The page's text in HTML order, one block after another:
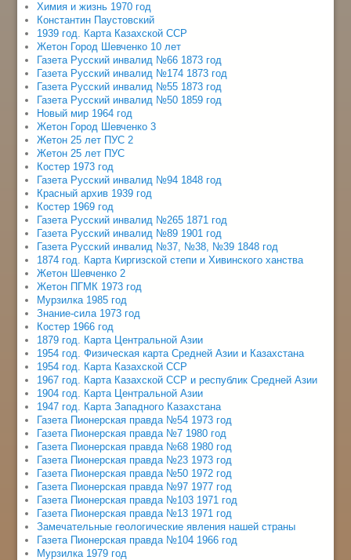
Химия и жизнь 1970 год
Константин Паустовский
1939 год. Карта Казахской ССР
Жетон Город Шевченко 10 лет
Газета Русский инвалид №66 1873 год
Газета Русский инвалид №174 1873 год
Газета Русский инвалид №55 1873 год
Газета Русский инвалид №50 1859 год
Новый мир 1964 год
Жетон Город Шевченко 3
Жетон 25 лет ПУС 2
Жетон 25 лет ПУС
Костер 1973 год
Газета Русский инвалид №94 1848 год
Красный архив 1939 год
Костер 1969 год
Газета Русский инвалид №265 1871 год
Газета Русский инвалид №89 1901 год
Газета Русский инвалид №37, №38, №39 1848 год
1874 год. Карта Киргизской степи и Хивинского ханства
Жетон Шевченко 2
Жетон ПГМК 1973 год
Мурзилка 1985 год
Знание-сила 1973 год
Костер 1966 год
1879 год. Карта Центральной Азии
1954 год. Физическая карта Средней Азии и Казахстана
1954 год. Карта Казахской ССР
1967 год. Карта Казахской ССР и республик Средней Азии
1904 год. Карта Центральной Азии
1947 год. Карта Западного Казахстана
Газета Пионерская правда №54 1973 год
Газета Пионерская правда №7 1980 год
Газета Пионерская правда №68 1980 год
Газета Пионерская правда №23 1973 год
Газета Пионерская правда №50 1972 год
Газета Пионерская правда №97 1977 год
Газета Пионерская правда №103 1971 год
Газета Пионерская правда №13 1971 год
Замечательные геологические явления нашей страны
Газета Пионерская правда №104 1966 год
Мурзилка 1979 год